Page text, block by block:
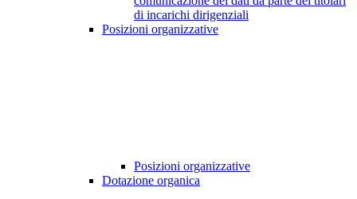
di incarichi dirigenziali
Posizioni organizzative
Posizioni organizzative
Dotazione organica